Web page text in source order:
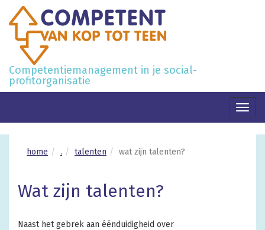
Competentiemanagement in je social-
profitorganisatie
home . talenten wat zijn talenten?
Wat zijn talenten?
Naast het gebrek aan éénduidigheid over